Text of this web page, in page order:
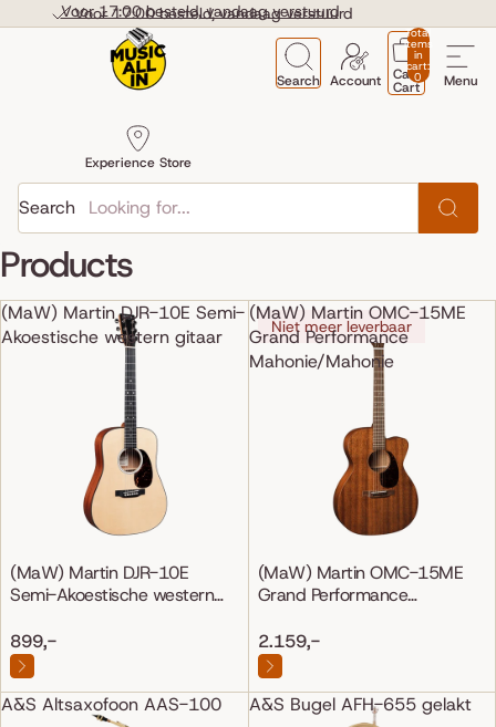
Voor 17:00 besteld, vandaag verstuurd
Voor 17:00 besteld, vandaag verstuurd
Menu
Search
Experience Store
Account
Total
items
in
cart:
0
Cart
Cart
Search
Products
(MaW) Martin DJR-10E Semi-
Akoestische western gitaar
(MaW) Martin DJR-10E
Semi-Akoestische western
899,-
(MaW) Martin OMC-15ME
Grand Performance
Mahonie/Mahonie
Niet meer leverbaar
(MaW) Martin OMC-15ME
Grand Performance
2.159,-
A&S Altsaxofoon AAS-100 A&S Bugel AFH-655 gelakt